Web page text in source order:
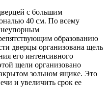
с большим
40 см. По всему
образованию
дверцы организована щель
его интенсивного
щели организовано
зольном ящике. Это
и увеличить срок ее